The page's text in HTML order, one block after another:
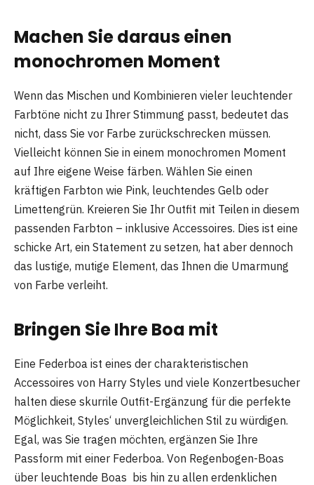
Machen Sie daraus einen
monochromen Moment
Wenn das Mischen und Kombinieren vieler leuchtender
Farbtöne nicht zu Ihrer Stimmung passt, bedeutet das
nicht, dass Sie vor Farbe zurückschrecken müssen.
Vielleicht können Sie in einem monochromen Moment
auf Ihre eigene Weise färben. Wählen Sie einen
kräftigen Farbton wie Pink, leuchtendes Gelb oder
Limettengrün. Kreieren Sie Ihr Outfit mit Teilen in diesem
passenden Farbton – inklusive Accessoires. Dies ist eine
schicke Art, ein Statement zu setzen, hat aber dennoch
das lustige, mutige Element, das Ihnen die Umarmung
von Farbe verleiht.
Bringen Sie Ihre Boa mit
Eine Federboa ist eines der charakteristischen
Accessoires von Harry Styles und viele Konzertbesucher
halten diese skurrile Outfit-Ergänzung für die perfekte
Möglichkeit, Styles‘ unvergleichlichen Stil zu würdigen.
Egal, was Sie tragen möchten, ergänzen Sie Ihre
Passform mit einer Federboa. Von Regenbogen-Boas
über leuchtende Boas bis hin zu allen erdenklichen